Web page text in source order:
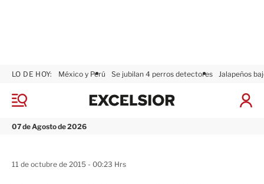
M
n
07 de Agosto de 2026
LO DE HOY: México y Perú Se jubilan 4 perros detectores Jalapeños
I
x
11 de octubre de 2015 - 00:23 Hrs